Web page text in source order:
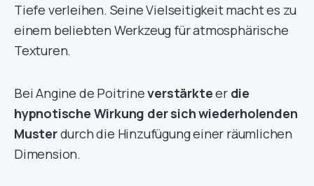
Tiefe verleihen. Seine Vielseitigkeit macht es zu
einem beliebten Werkzeug für atmosphärische
Texturen.
Bei Angine de Poitrineverstärkteer die
hypnotische Wirkung der sich wiederholenden
Musterdurch die Hinzufügung einer räumlichen
Dimension.